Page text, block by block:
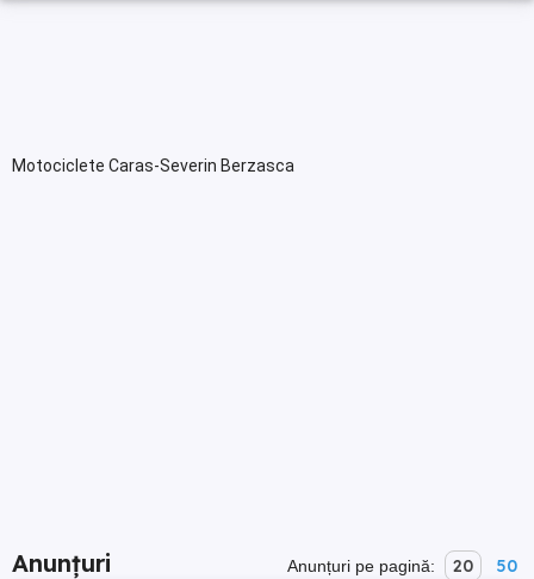
Motociclete Caras-Severin Berzasca
Anunțuri Anunțuri pe pagină: 20 50